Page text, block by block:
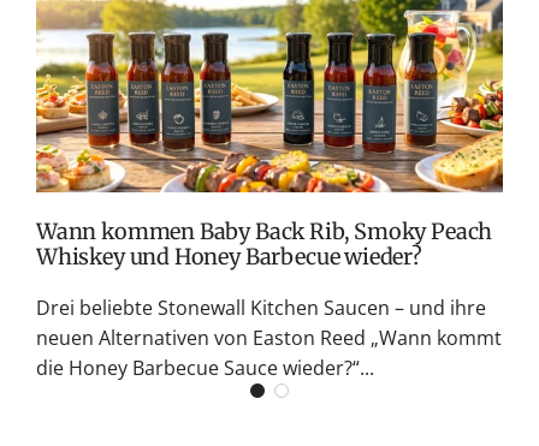
Wann kommen Baby Back Rib, Smoky Peach
Whiskey und Honey Barbecue wieder?
Drei beliebte Stonewall Kitchen Saucen – und ihre
neuen Alternativen von Easton Reed „Wann kommt
die Honey Barbecue Sauce wieder?“...